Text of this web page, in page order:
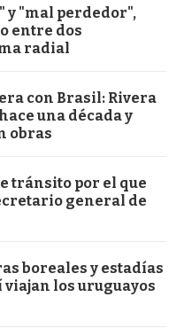
y "mal perdedor",
entre dos
radial
con Brasil: Rivera
una década y
obras
tránsito por el que
general de
boreales y estadías
viajan los uruguayos